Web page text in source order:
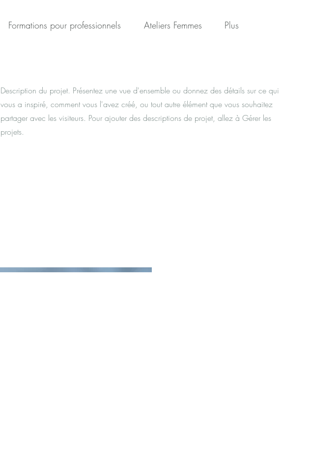
Formations pour professionnels Ateliers Femmes Plus
Description du projet. Présentez une vue d'ensemble ou donnez des détails sur ce qui
vous a inspiré, comment vous l'avez créé, ou tout autre élément que vous souhaitez
partager avec les visiteurs. Pour ajouter des descriptions de projet, allez à Gérer les
projets.